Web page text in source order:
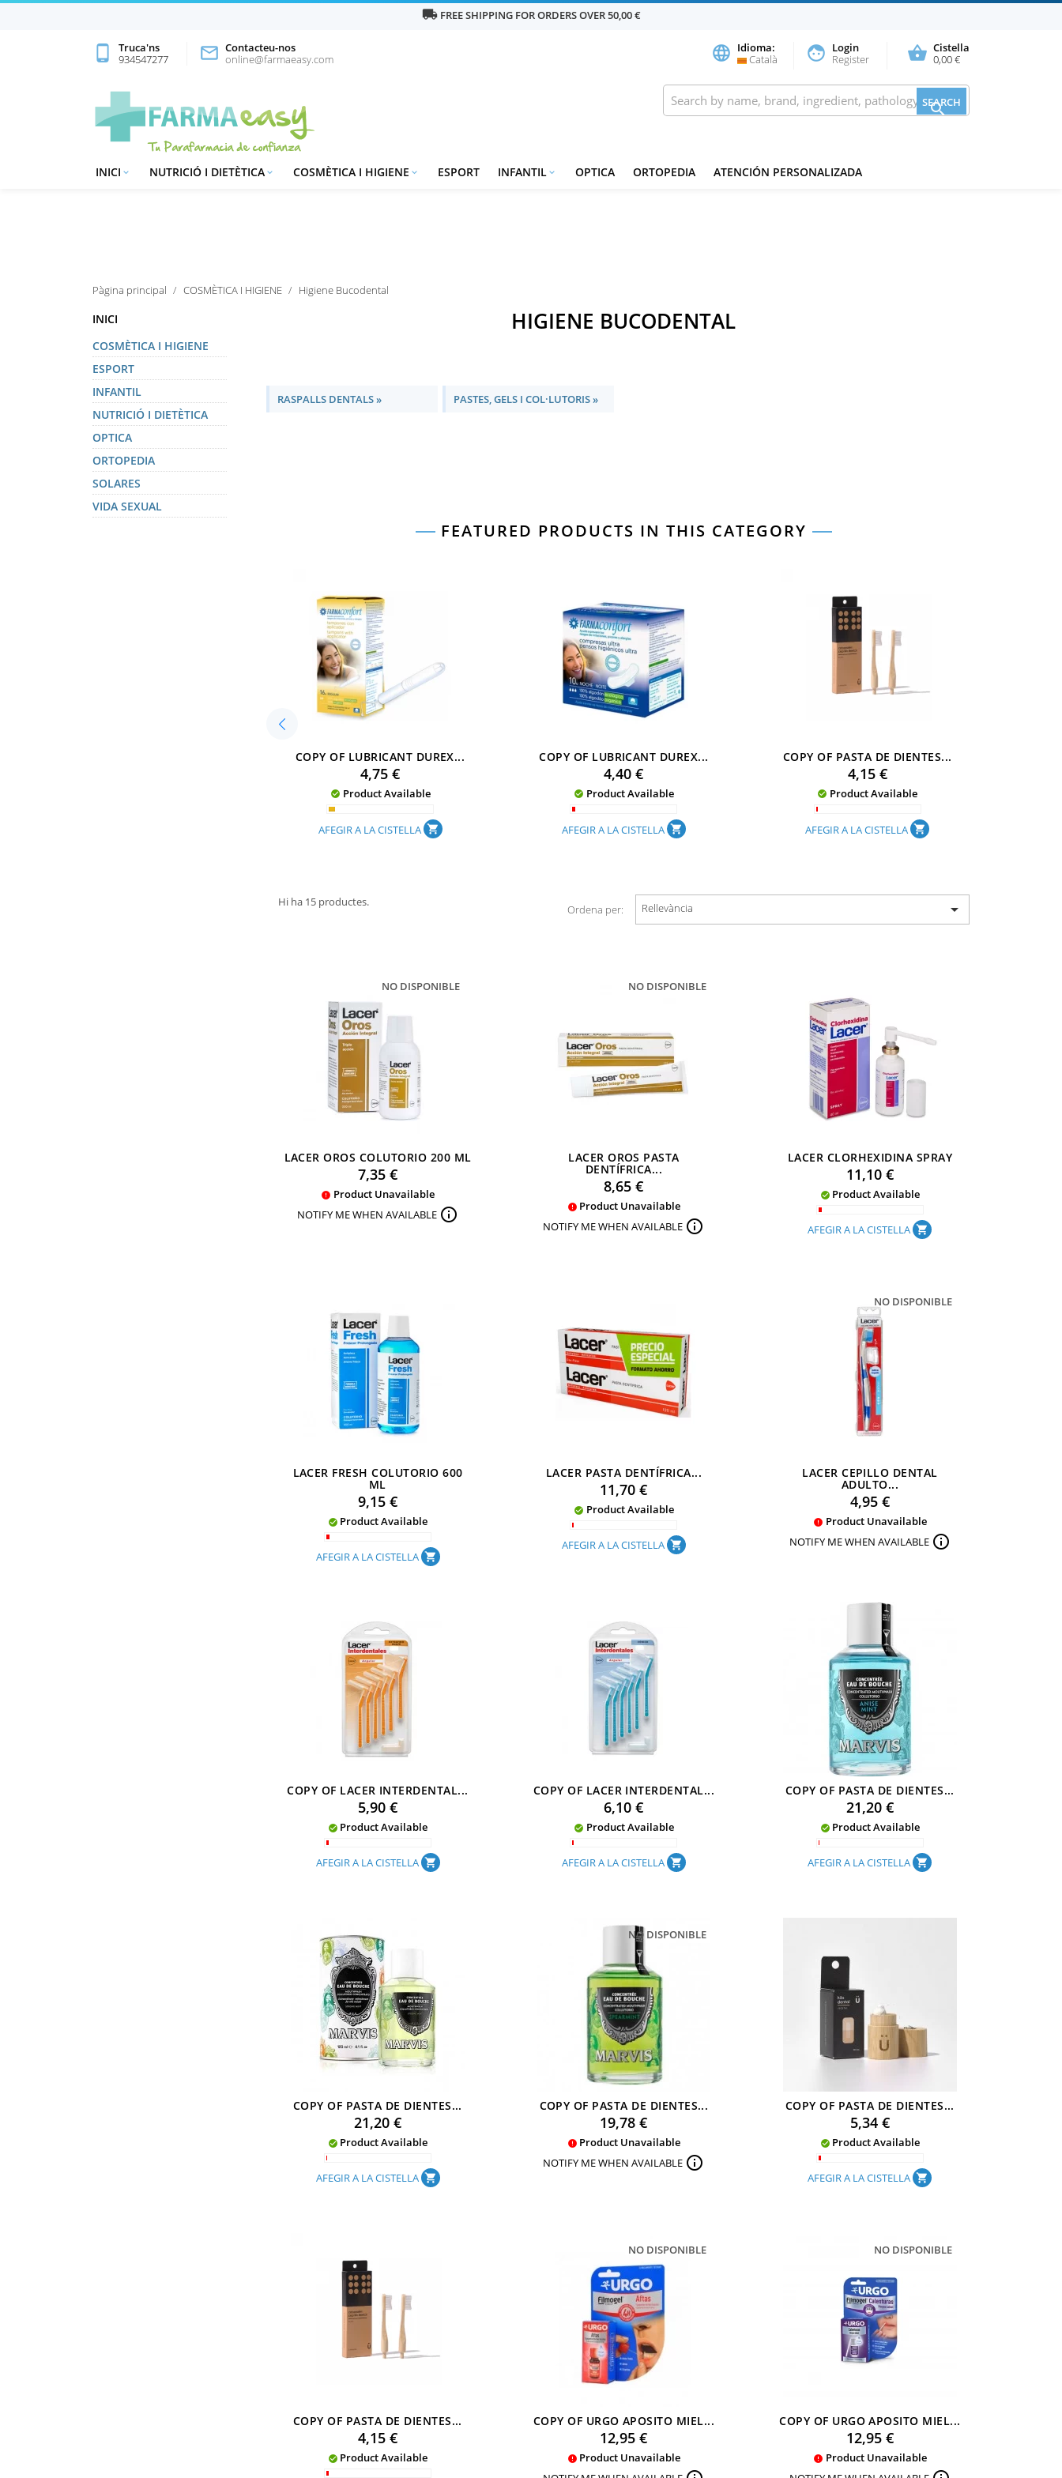
local_shippingFREE SHIPPING FOR ORDERS OVER 50,00 €
phone_android
Truca'ns
934547277
 Contacteu-nos
online@farmaeasy.com
language Idioma:
Català
face Login
Register
shopping_basket Cistella
0,00 €

SEARCH

INICI 
NUTRICIÓ I DIETÈTICA 
COSMÈTICA I HIGIENE ESPORT 
INFANTIL OPTICA ORTOPEDIA ATENCIÓN PERSONALIZADA
Pàgina principal COSMÈTICA I HIGIENE Higiene Bucodental
INICI
COSMÈTICA I HIGIENE
ESPORT
INFANTIL
NUTRICIÓ I DIETÈTICA
OPTICA
ORTOPEDIA
SOLARES
VIDA SEXUAL
HIGIENE BUCODENTAL
SUBCATEGORIES
RASPALLS DENTALS PASTES, GELS I COL·LUTORIS
FEATURED PRODUCTS IN THIS CATEGORY
COPY OF LUBRICANT DUREX...
Preu
4,75 €
 Product Available
AFEGIR A LA CISTELLA shopping_cart
COPY OF LUBRICANT DUREX...
Preu
4,40 €
 Product Available
AFEGIR A LA CISTELLA shopping_cart
COPY OF PASTA DE DIENTES...
Preu
4,15 €
 Product Available
AFEGIR A LA CISTELLA shopping_cart
Hi ha 15 productes.
Ordena per: Rellevància 
LACER OROS COLUTORIO 200 ML
Preu
7,35 €
 Product Unavailable
NOTIFY ME WHEN AVAILABLE 
NO DISPONIBLE
LACER OROS PASTA
DENTÍFRICA...
Preu
8,65 €
 Product Unavailable
NOTIFY ME WHEN AVAILABLE 
NO DISPONIBLE
LACER CLORHEXIDINA SPRAY
Preu
11,10 €
 Product Available
AFEGIR A LA CISTELLA shopping_cart
LACER FRESH COLUTORIO 600
ML
Preu
9,15 €
 Product Available
AFEGIR A LA CISTELLA shopping_cart
LACER PASTA DENTÍFRICA...
Preu
11,70 €
 Product Available
AFEGIR A LA CISTELLA shopping_cart
LACER CEPILLO DENTAL
ADULTO...
Preu
4,95 €
 Product Unavailable
NOTIFY ME WHEN AVAILABLE 
NO DISPONIBLE
COPY OF LACER INTERDENTAL...
Preu
5,90 €
 Product Available
AFEGIR A LA CISTELLA shopping_cart
COPY OF LACER INTERDENTAL...
Preu
6,10 €
 Product Available
AFEGIR A LA CISTELLA shopping_cart
COPY OF PASTA DE DIENTES...
Preu
21,20 €
 Product Available
AFEGIR A LA CISTELLA shopping_cart
COPY OF PASTA DE DIENTES...
Preu
21,20 €
 Product Available
AFEGIR A LA CISTELLA shopping_cart
COPY OF PASTA DE DIENTES...
Preu
19,78 €
 Product Unavailable
NOTIFY ME WHEN AVAILABLE 
NO DISPONIBLE
COPY OF PASTA DE DIENTES...
Preu
5,34 €
 Product Available
AFEGIR A LA CISTELLA shopping_cart
COPY OF PASTA DE DIENTES...
Preu
4,15 €
 Product Available
COPY OF URGO APOSITO MIEL...
Preu
12,95 €
 Product Unavailable
NO DISPONIBLE
COPY OF URGO APOSITO MIEL...
Preu
12,95 €
 Product Unavailable
NO DISPONIBLE